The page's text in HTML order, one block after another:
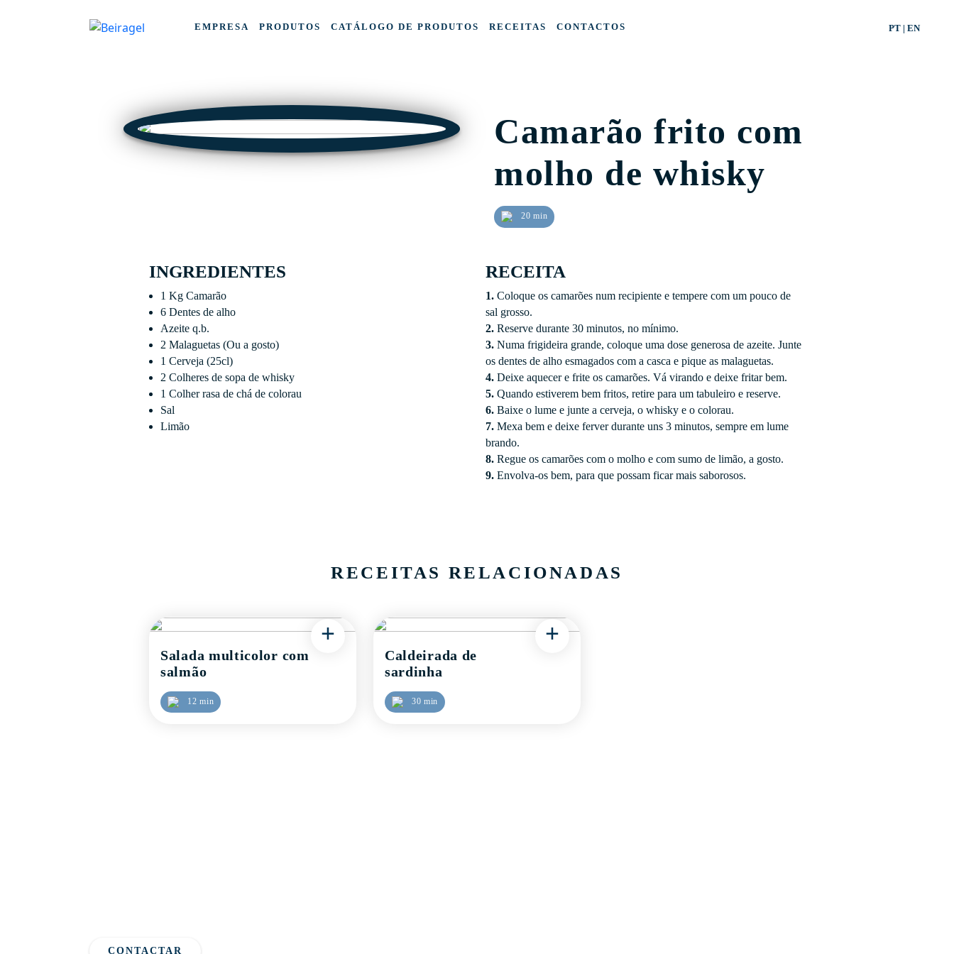
EMPRESA PRODUTOS CATÁLOGO DE PRODUTOS RECEITAS CONTACTOS PT | EN
Camarão frito com
molho de whisky
20 min
INGREDIENTES
1 Kg Camarão
6 Dentes de alho
Azeite q.b.
2 Malaguetas (Ou a gosto)
1 Cerveja (25cl)
2 Colheres de sopa de whisky
1 Colher rasa de chá de colorau
Sal
Limão
RECEITA
1. Coloque os camarões num recipiente e tempere com um pouco de
sal grosso.
2. Reserve durante 30 minutos, no mínimo.
3. Numa frigideira grande, coloque uma dose generosa de azeite. Junte
os dentes de alho esmagados com a casca e pique as malaguetas.
4. Deixe aquecer e frite os camarões. Vá virando e deixe fritar bem.
5. Quando estiverem bem fritos, retire para um tabuleiro e reserve.
6. Baixe o lume e junte a cerveja, o whisky e o colorau.
7. Mexa bem e deixe ferver durante uns 3 minutos, sempre em lume
brando.
8. Regue os camarões com o molho e com sumo de limão, a gosto.
9. Envolva-os bem, para que possam ficar mais saborosos.
RECEITAS RELACIONADAS
Salada multicolor com
salmão
12 min
+
Caldeirada de
sardinha
30 min
+
CONTACTAR